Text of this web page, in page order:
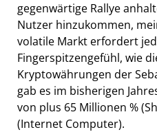
gegenwärtige Rallye
Nutzer hinzukommen,
volatile Markt erfordert
Fingerspitzengefühl, wie
Kryptowährungen der
gab es im bisherigen
von plus 65 Millionen %
(Internet Computer).